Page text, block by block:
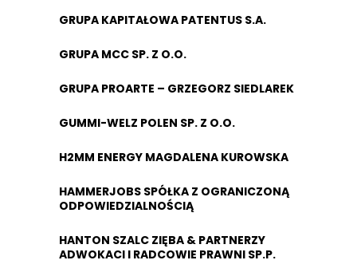
GRUPA KAPITAŁOWA PATENTUS S.A.
GRUPA MCC SP. Z O.O.
GRUPA PROARTE – GRZEGORZ SIEDLAREK
GUMMI-WELZ POLEN SP. Z O.O.
H2MM ENERGY MAGDALENA KUROWSKA
HAMMERJOBS SPÓŁKA Z OGRANICZONĄ
ODPOWIEDZIALNOŚCIĄ
HANTON SZALC ZIĘBA & PARTNERZY
ADWOKACI I RADCOWIE PRAWNI SP.P.